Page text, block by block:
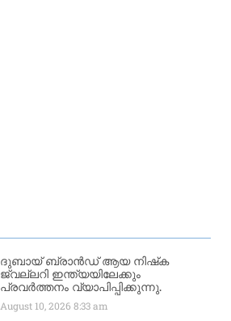
ദുബായ് ബ്രാൻഡ് ആയ നിഷ്‌ക
ജ്വല്ലറി ഇന്ത്യയിലേക്കും
പ്രവർത്തനം വ്യാപിപ്പിക്കുന്നു.
August 10, 20268:33 am